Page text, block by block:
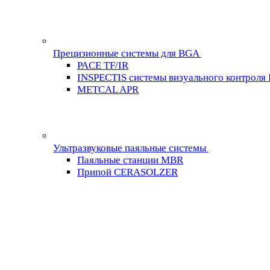
Прецизионные системы для BGA
PACE TF/IR
INSPECTIS системы визуального контроля
METCAL APR
Ультразвуковые паяльные системы
Паяльные станции MBR
Припой CERASOLZER